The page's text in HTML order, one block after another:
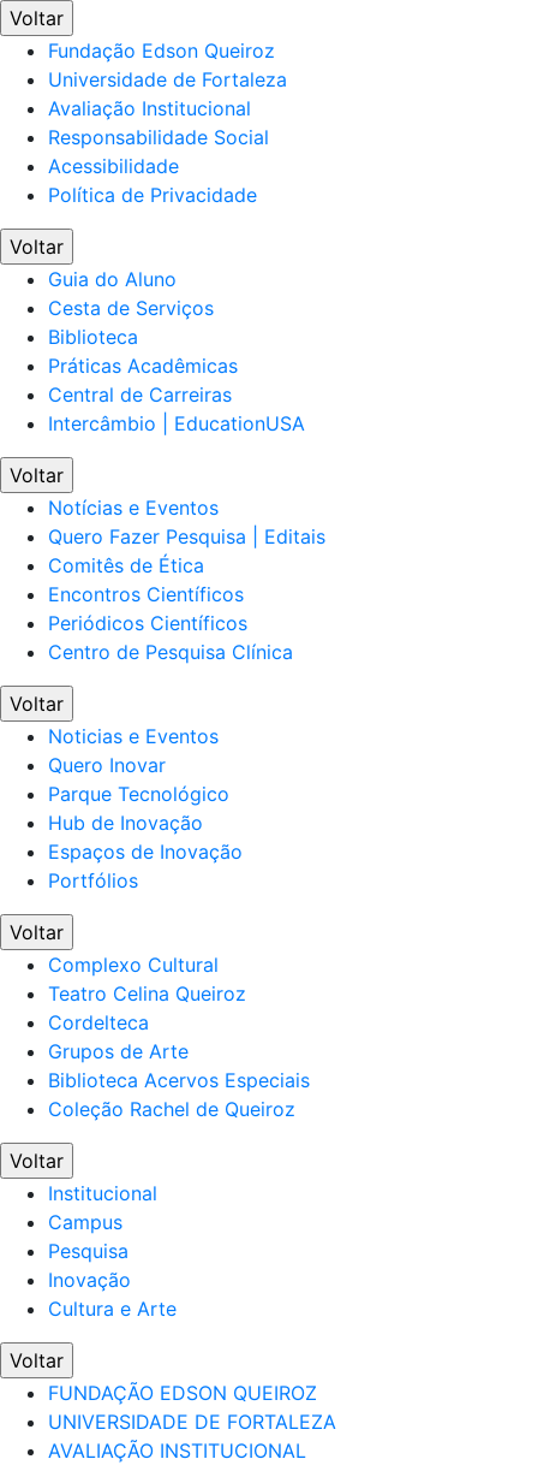
Voltar
Fundação Edson Queiroz
Universidade de Fortaleza
Avaliação Institucional
Responsabilidade Social
Acessibilidade
Política de Privacidade
Voltar
Guia do Aluno
Cesta de Serviços
Biblioteca
Práticas Acadêmicas
Central de Carreiras
Intercâmbio | EducationUSA
Voltar
Notícias e Eventos
Quero Fazer Pesquisa | Editais
Comitês de Ética
Encontros Científicos
Periódicos Científicos
Centro de Pesquisa Clínica
Voltar
Noticias e Eventos
Quero Inovar
Parque Tecnológico
Hub de Inovação
Espaços de Inovação
Portfólios
Voltar
Complexo Cultural
Teatro Celina Queiroz
Cordelteca
Grupos de Arte
Biblioteca Acervos Especiais
Coleção Rachel de Queiroz
Voltar
Institucional
Campus
Pesquisa
Inovação
Cultura e Arte
Voltar
FUNDAÇÃO EDSON QUEIROZ
UNIVERSIDADE DE FORTALEZA
AVALIAÇÃO INSTITUCIONAL